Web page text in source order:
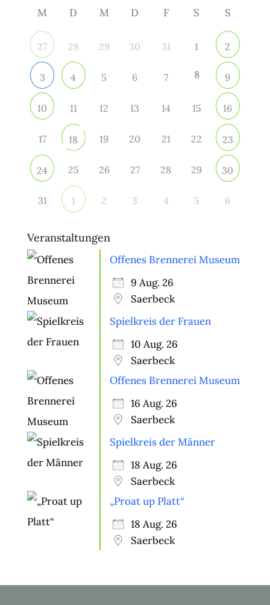
M D M D F S S
27 28 29 30 31 1 2
3 4 5 6 7 8 9
10 11 12 13 14 15 16
17 18 19 20 21 22 23
24 25 26 27 28 29 30
31 1 2 3 4 5 6
Veranstaltungen
Offenes Brennerei Museum
9 Aug. 26
Saerbeck
Spielkreis der Frauen
10 Aug. 26
Saerbeck
Offenes Brennerei Museum
16 Aug. 26
Saerbeck
Spielkreis der Männer
18 Aug. 26
Saerbeck
„Proat up Platt“
18 Aug. 26
Saerbeck